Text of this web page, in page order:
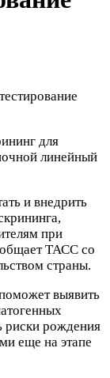
для
линейный
и внедрить
при
ТАСС со
страны.
выявить
риски рождения
еще на этапе